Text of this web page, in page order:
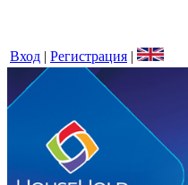
Вход | Регистрация |